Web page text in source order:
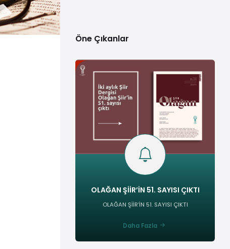
Öne Çıkanlar
OLAĞAN ŞİİR’İN 51. SAYISI ÇIKTI
OLAĞAN ŞİİR’İN 51. SAYISI ÇIKTI
Daha Fazla